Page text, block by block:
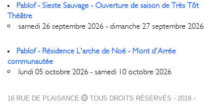
Pablof - Sieste Sauvage - Ouverture de saison de Très Tôt
Théâtre
samedi 26 septembre 2026 - dimanche 27 septembre 2026
Pablof - Résidence L'arche de Noé - Mont d'Arrée
communautée
lundi 05 octobre 2026 - samedi 10 octobre 2026
16 RUE DE PLAISANCE TOUS DROITS RÉSERVÉS - 2018 -